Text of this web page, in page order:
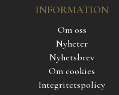
INFORMATION
Om oss
Nyheter
Nyhetsbrev
Om cookies
Integritetspolicy